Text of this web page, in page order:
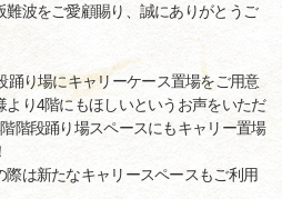
波をご愛顧賜り、誠にありがとうご
踊り場にキャリーケース置場をご用意
より4階にもほしいというお声をいただ
階段踊り場スペースにもキャリー置場
は新たなキャリースペースもご利用